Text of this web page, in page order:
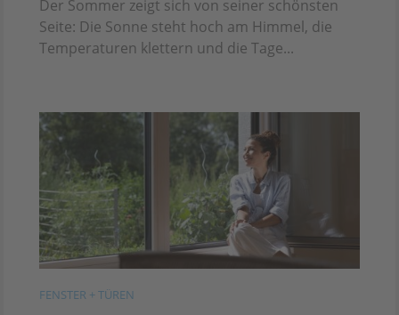
Der Sommer zeigt sich von seiner schönsten
Seite: Die Sonne steht hoch am Himmel, die
Temperaturen klettern und die Tage...
FENSTER + TÜREN